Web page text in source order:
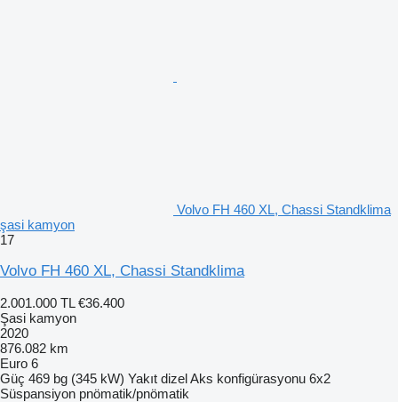
Volvo FH 460 XL, Chassi Standklima
şasi kamyon
17
Volvo FH 460 XL, Chassi Standklima
2.001.000 TL €36.400
Şasi kamyon
2020
876.082 km
Euro 6
Güç 469 bg (345 kW) Yakıt dizelAks konfigürasyonu 6x2
Süspansiyon pnömatik/pnömatik